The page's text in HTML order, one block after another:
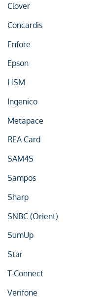
Clover
Concardis
Enfore
Epson
HSM
Ingenico
Metapace
REA Card
SAM4S
Sampos
Sharp
SNBC (Orient)
SumUp
Star
T-Connect
Verifone